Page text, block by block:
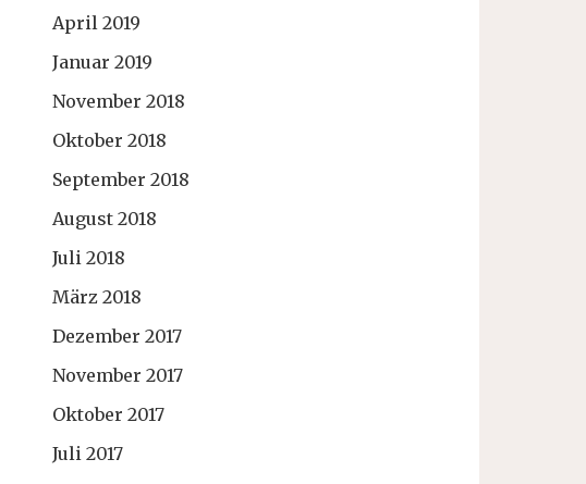
April 2019
Januar 2019
November 2018
Oktober 2018
September 2018
August 2018
Juli 2018
März 2018
Dezember 2017
November 2017
Oktober 2017
Juli 2017